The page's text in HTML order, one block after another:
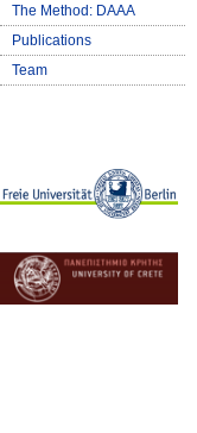
The Method: DAAA
Publications
Team